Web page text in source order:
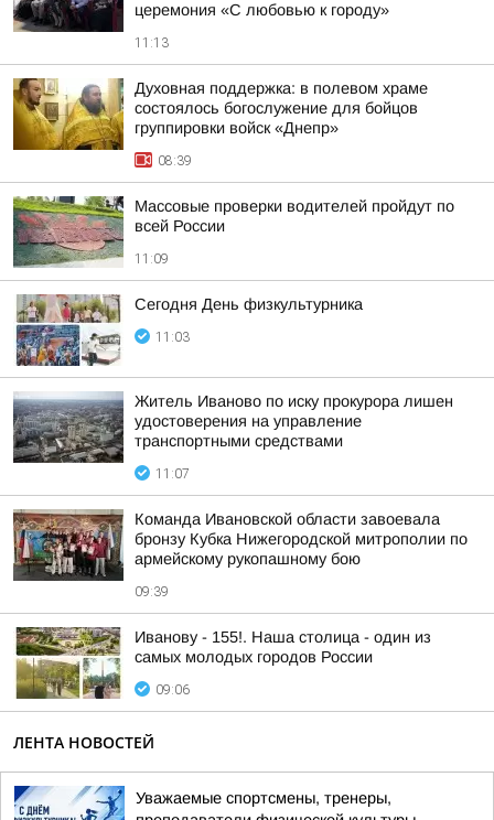
церемония «С любовью к городу»
11:13
Духовная поддержка: в полевом храме
состоялось богослужение для бойцов
группировки войск «Днепр»
08:39
Массовые проверки водителей пройдут по
всей России
11:09
Сегодня День физкультурника
11:03
Житель Иваново по иску прокурора лишен
удостоверения на управление
транспортными средствами
11:07
Команда Ивановской области завоевала
бронзу Кубка Нижегородской митрополии по
армейскому рукопашному бою
09:39
Иванову - 155!. Наша столица - один из
самых молодых городов России
09:06
ЛЕНТА НОВОСТЕЙ
Уважаемые спортсмены, тренеры,